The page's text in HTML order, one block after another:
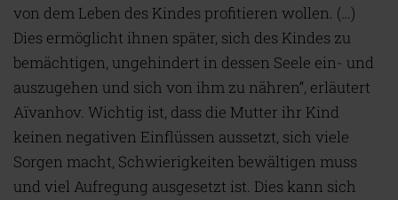
von dem Leben des Kindes profitieren wollen. (…)
Dies ermöglicht ihnen später, sich des Kindes zu
bemächtigen, ungehindert in dessen Seele ein- und
auszugehen und sich von ihm zu nähren“, erläutert
Aïvanhov. Wichtig ist, dass die Mutter ihr Kind
keinen negativen Einflüssen aussetzt, sich viele
Sorgen macht, Schwierigkeiten bewältigen muss
und viel Aufregung ausgesetzt ist. Dies kann sich